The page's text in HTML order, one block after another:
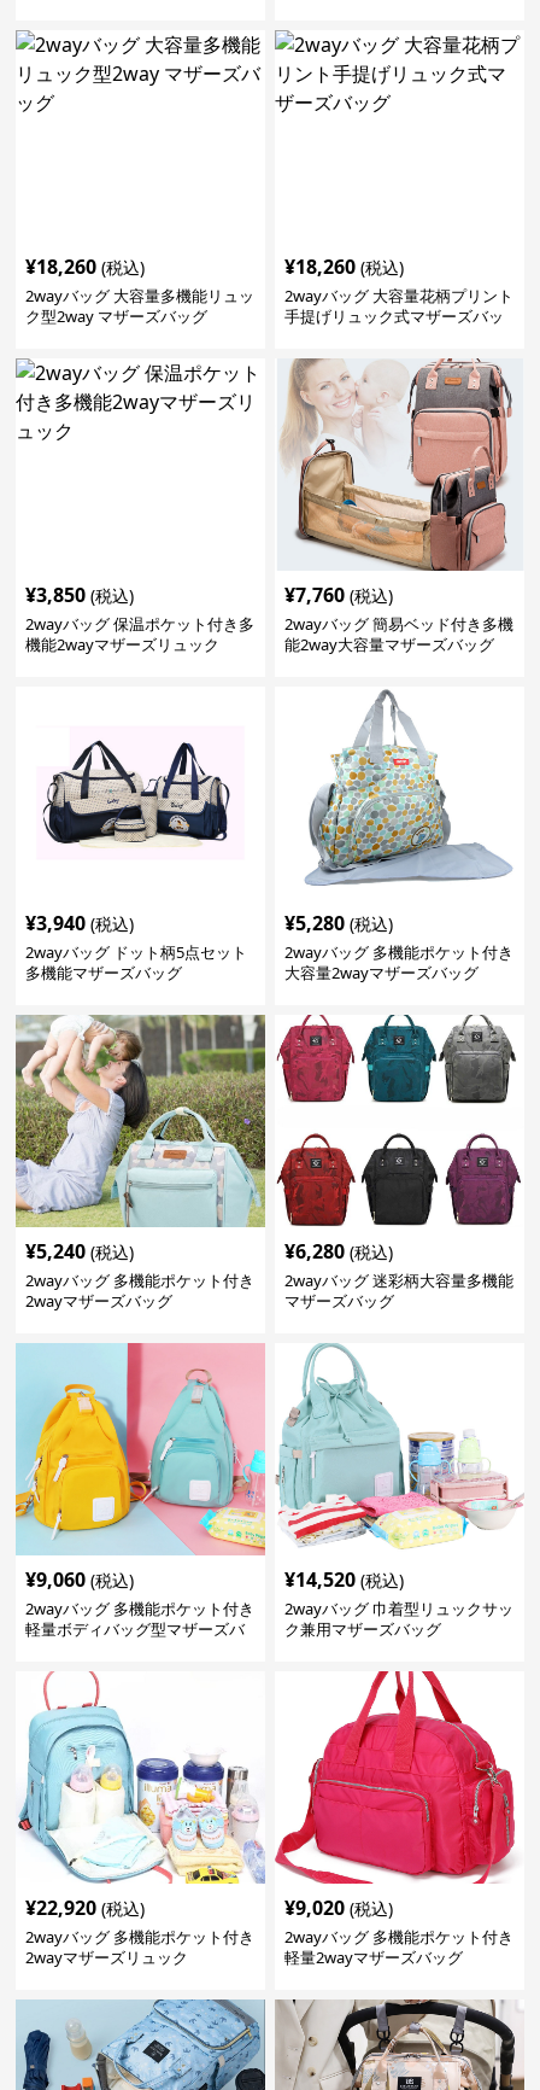
¥18,260 (税込)
2wayバッグ 大容量多機能リュッ
ク型2way マザーズバッグ
¥18,260 (税込)
2wayバッグ 大容量花柄プリント
手提げリュック式マザーズバッ
¥3,850 (税込)
2wayバッグ 保温ポケット付き多
機能2wayマザーズリュック
¥7,760 (税込)
2wayバッグ 簡易ベッド付き多機
能2way大容量マザーズバッグ
¥3,940 (税込)
2wayバッグ ドット柄5点セット
多機能マザーズバッグ
¥5,280 (税込)
2wayバッグ 多機能ポケット付き
大容量2wayマザーズバッグ
¥5,240 (税込)
2wayバッグ 多機能ポケット付き
2wayマザーズバッグ
¥6,280 (税込)
2wayバッグ 迷彩柄大容量多機能
マザーズバッグ
¥9,060 (税込)
2wayバッグ 多機能ポケット付き
軽量ボディバッグ型マザーズバ
¥14,520 (税込)
2wayバッグ 巾着型リュックサッ
ク兼用マザーズバッグ
¥22,920 (税込)
2wayバッグ 多機能ポケット付き
2wayマザーズリュック
¥9,020 (税込)
2wayバッグ 多機能ポケット付き
軽量2wayマザーズバッグ